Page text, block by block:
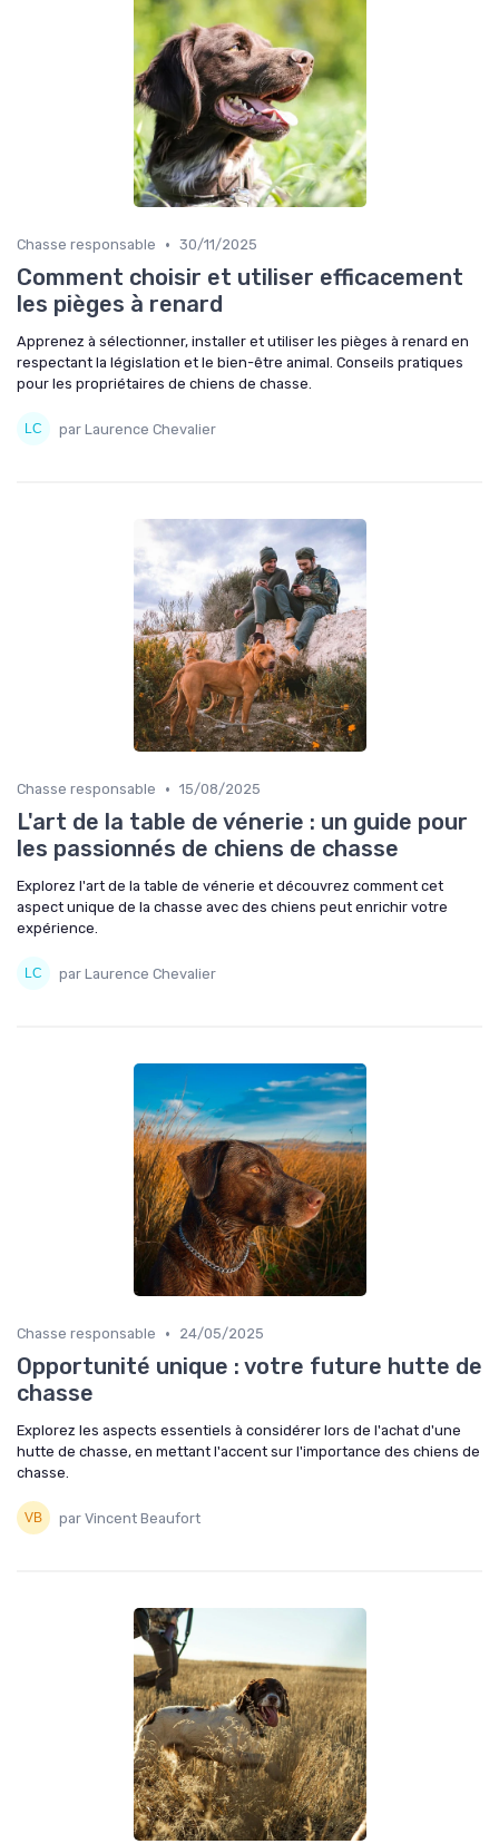
Chasse responsable • 30/11/2025
Comment choisir et utiliser efficacement
les pièges à renard
Apprenez à sélectionner, installer et utiliser les pièges à renard en
respectant la législation et le bien-être animal. Conseils pratiques
pour les propriétaires de chiens de chasse.
par Laurence Chevalier
Chasse responsable • 15/08/2025
L'art de la table de vénerie : un guide pour
les passionnés de chiens de chasse
Explorez l'art de la table de vénerie et découvrez comment cet
aspect unique de la chasse avec des chiens peut enrichir votre
expérience.
par Laurence Chevalier
Chasse responsable • 24/05/2025
Opportunité unique : votre future hutte de
chasse
Explorez les aspects essentiels à considérer lors de l'achat d'une
hutte de chasse, en mettant l'accent sur l'importance des chiens de
chasse.
par Vincent Beaufort